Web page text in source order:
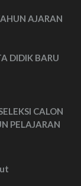
AJARAN
DIDIK BARU
CALON
PELAJARAN